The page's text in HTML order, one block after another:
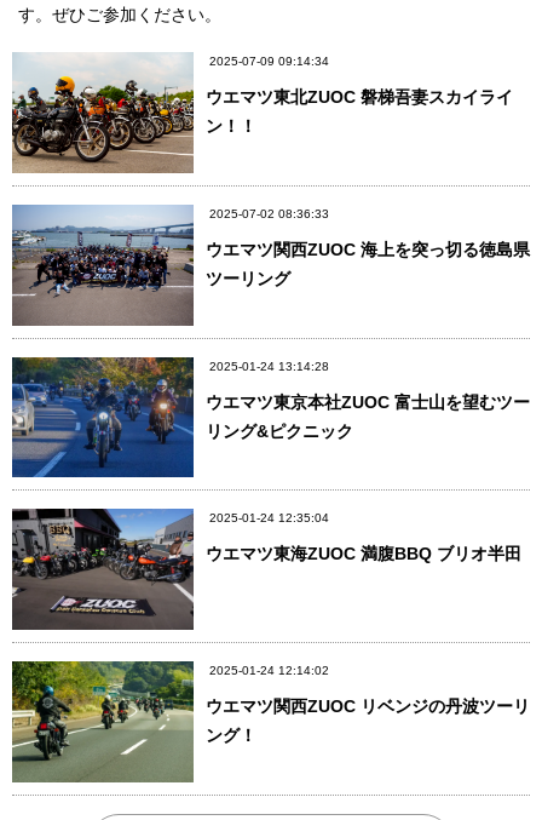
す。ぜひご参加ください。
2025-07-09 09:14:34
ウエマツ東北ZUOC 磐梯吾妻スカイライ
ン！！
2025-07-02 08:36:33
ウエマツ関西ZUOC 海上を突っ切る徳島県
ツーリング
2025-01-24 13:14:28
ウエマツ東京本社ZUOC 富士山を望むツー
リング&ピクニック
2025-01-24 12:35:04
ウエマツ東海ZUOC 満腹BBQ ブリオ半田
2025-01-24 12:14:02
ウエマツ関西ZUOC リベンジの丹波ツーリ
ング！